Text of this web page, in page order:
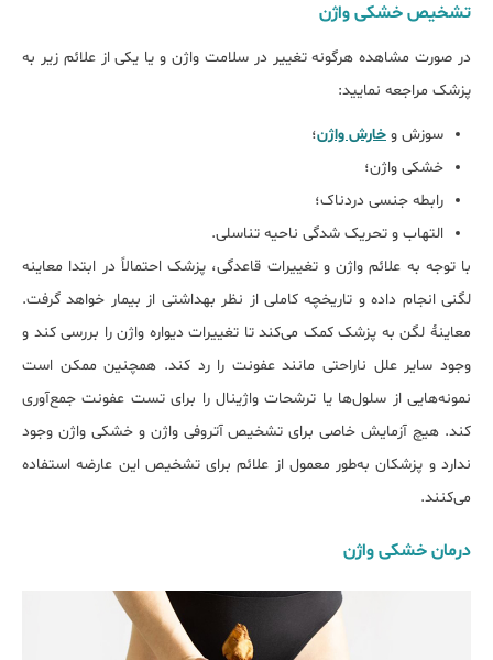
تشخیص خشکی واژن
در صورت مشاهده هرگونه تغییر در سلامت واژن و یا یکی از علائم زیر به
پزشک مراجعه نمایید:
سوزش و خارش واژن؛
خشکی واژن؛
رابطه جنسی دردناک؛
التهاب و تحریک شدگی ناحیه تناسلی.
با توجه به علائم واژن و تغییرات قاعدگی، پزشک احتمالاً در ابتدا معاینه
لگنی انجام داده و تاریخچه کاملی از نظر بهداشتی از بیمار خواهد گرفت.
معاینهٔ لگن به پزشک کمک می‌کند تا تغییرات دیواره واژن را بررسی کند و
وجود سایر علل ناراحتی مانند عفونت را رد کند. همچنین ممکن است
نمونه‌هایی از سلول‌ها یا ترشحات واژینال را برای تست عفونت جمع‌آوری
کند. هیچ آزمایش خاصی برای تشخیص آتروفی واژن و خشکی واژن وجود
ندارد و پزشکان به‌طور معمول از علائم برای تشخیص این عارضه استفاده
می‌کنند.
درمان خشکی واژن